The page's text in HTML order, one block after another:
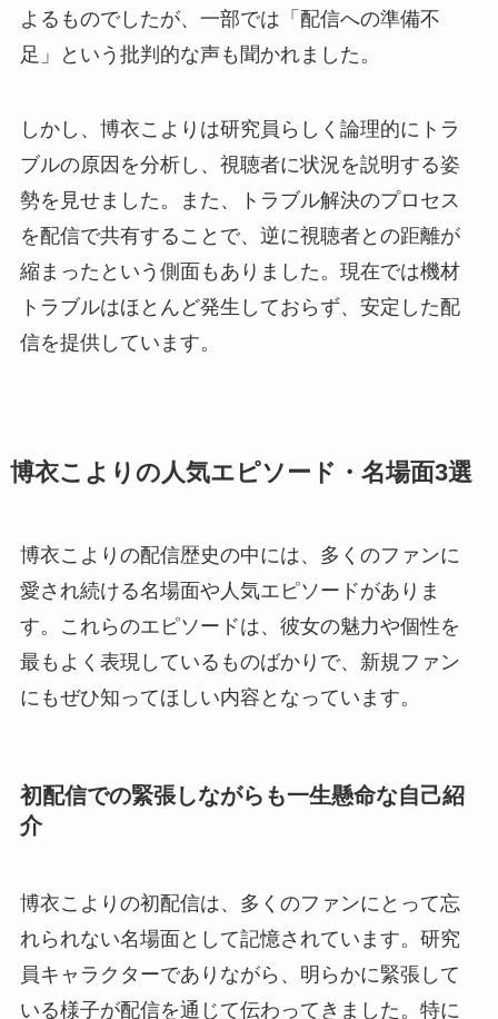
よるものでしたが、一部では「配信への準備不
足」という批判的な声も聞かれました。
しかし、博衣こよりは研究員らしく論理的にトラ
ブルの原因を分析し、視聴者に状況を説明する姿
勢を見せました。また、トラブル解決のプロセス
を配信で共有することで、逆に視聴者との距離が
縮まったという側面もありました。現在では機材
トラブルはほとんど発生しておらず、安定した配
信を提供しています。
博衣こよりの人気エピソード・名場面3選
博衣こよりの配信歴史の中には、多くのファンに
愛され続ける名場面や人気エピソードがありま
す。これらのエピソードは、彼女の魅力や個性を
最もよく表現しているものばかりで、新規ファン
にもぜひ知ってほしい内容となっています。
初配信での緊張しながらも一生懸命な自己紹
介
博衣こよりの初配信は、多くのファンにとって忘
れられない名場面として記憶されています。研究
員キャラクターでありながら、明らかに緊張して
いる様子が配信を通じて伝わってきました。特に